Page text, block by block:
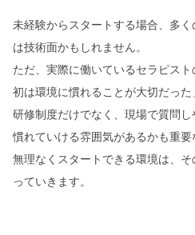
未経験からスタートする場合、多
は技術面かもしれません。
ただ、実際に働いているセラピス
初は環境に慣れることが大切だった
研修制度だけでなく、現場で質問
慣れていける雰囲気があるかも重要
無理なくスタートできる環境は、
っていきます。